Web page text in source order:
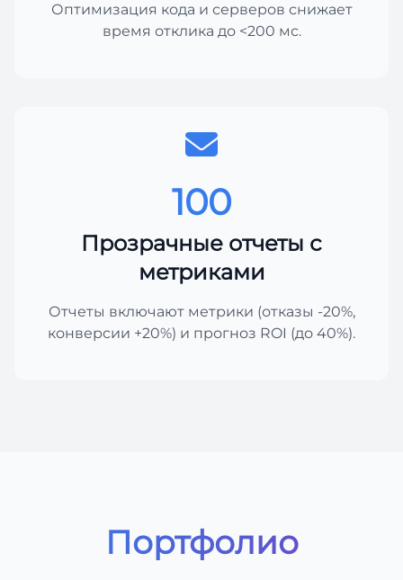
Оптимизация кода и серверов снижает
время отклика до <200 мс.
100
Прозрачные отчеты с
метриками
Отчеты включают метрики (отказы -20%,
конверсии +20%) и прогноз ROI (до 40%).
Портфолио